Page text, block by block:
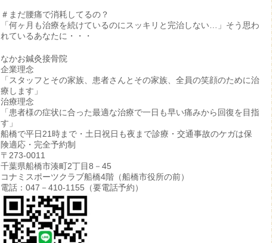
＃まだ腰痛で消耗してるの？
「何ヶ月も治療を続けているのにスッキリと完治しない…」そう思わ
れているあなたに・・・
なかお鍼灸接骨院
企業理念
「スタッフとその家族、患者さんとその家族、全員の笑顔のために治
療します」
治療理念
「患者様の症状に合った最適な治療で一日も早い痛みから回復を目指
す」
船橋で平日21時まで・土日祝日も夜まで診療・交通事故のケガは保
険適応・完全予約制
〒273-0011
千葉県船橋市湊町2丁目8－45
コナミスポーツクラブ船橋4階（船橋市役所の前）
電話：047－410-1155（要電話予約）